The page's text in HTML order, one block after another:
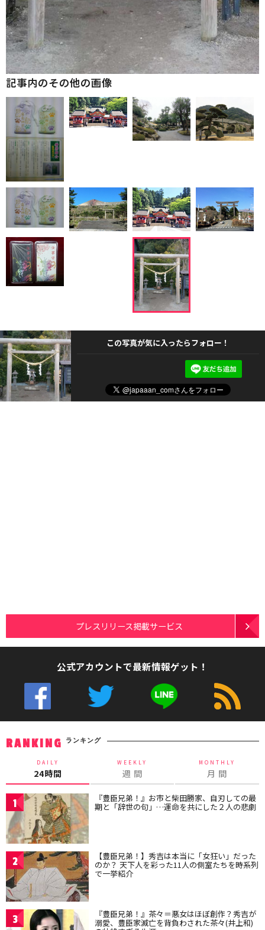
記事内のその他の画像
この写真が気に入ったらフォロー！
プレスリリース掲載サービス
公式アカウントで最新情報ゲット！
RANKING ランキング
DAILY
24時間
WEEKLY
週 間
MONTHLY
月 間
1 『豊臣兄弟！』お市と柴田勝家、自刃しての最
期と「辞世の句」…運命を共にした２人の悲劇
2 【豊臣兄弟！】秀吉は本当に「女狂い」だった
のか？ 天下人を彩った11人の側室たちを時系列
で一挙紹介
3 『豊臣兄弟！』茶々＝悪女はほぼ創作？秀吉が
溺愛、豊臣家滅亡を背負わされた茶々(井上和)